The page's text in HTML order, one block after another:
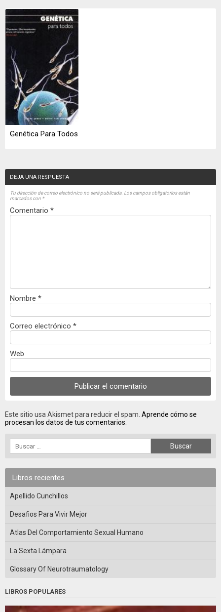
Genética Para Todos
DEJA UNA RESPUESTA
Tu dirección de correo electrónico no será publicada. Los campos obligatorios están
marcados con *
Comentario *
Nombre *
Correo electrónico *
Web
Este sitio usa Akismet para reducir el spam. Aprende cómo se
procesan los datos de tus comentarios.
Libros recientes
Apellido Cunchillos
Desafios Para Vivir Mejor
Atlas Del Comportamiento Sexual Humano
La Sexta Lámpara
Glossary Of Neurotraumatology
LIBROS POPULARES